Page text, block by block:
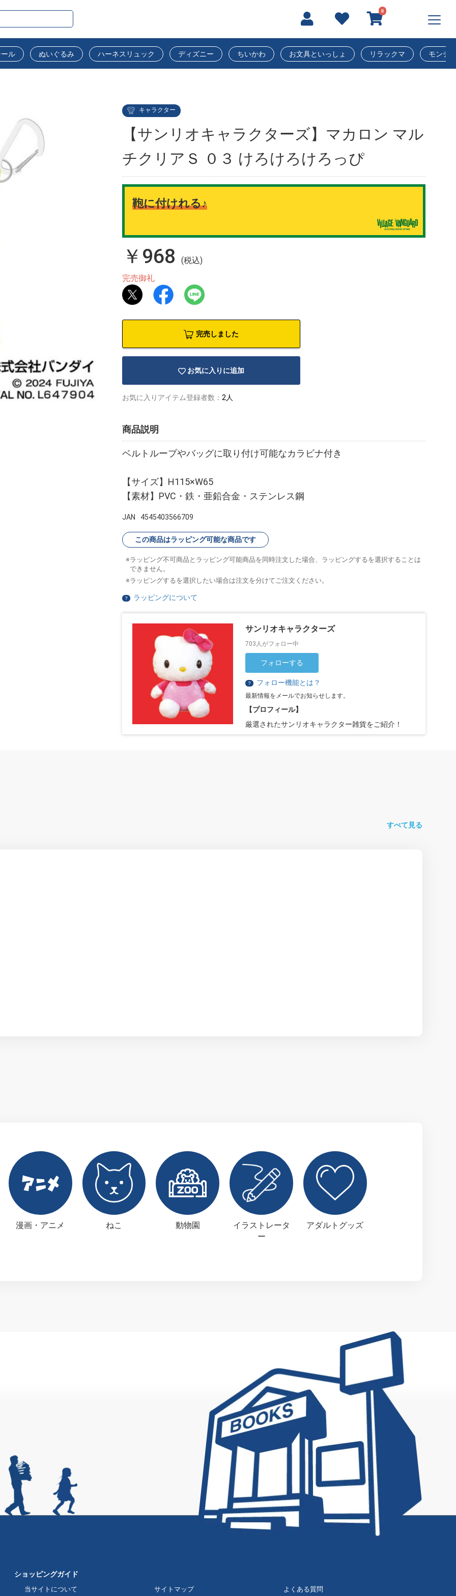
0
ル ぬいぐるみ ハーネスリュック ディズニー ちいかわ お文具といっしょ リラックマ モンチ
キャラクター
【サンリオキャラクターズ】マカロン マル
チクリアＳ ０３ けろけろけろっぴ
鞄に付けれる♪
￥968
(税込)
完売御礼
完売しました
お気に入りに追加
お気に入りアイテム登録者数： 2人
商品説明
ベルトループやバッグに取り付け可能なカラビナ付き
【サイズ】H115×W65
【素材】PVC・鉄・亜鉛合金・ステンレス鋼
JAN 4545403566709
この商品はラッピング可能な商品です
ラッピング不可商品とラッピング可能商品を同時注文した場合、ラッピングするを選択することは
できません。
ラッピングするを選択したい場合は注文を分けてご注文ください。
？ ラッピングについて
サンリオキャラクターズ
703人がフォロー中
フォローする
？ フォロー機能とは？
最新情報をメールでお知らせします。
【プロフィール】
厳選されたサンリオキャラクター雑貨をご紹介！
すべて見る
漫画・アニメ ねこ 動物園
イラストレータ
ー
アダルトグッズ
ショッピングガイド
当サイトについて サイトマップ よくある質問